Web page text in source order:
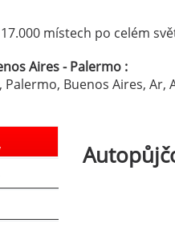
místech po celém
Aires - Palermo :
Buenos Aires, Ar,